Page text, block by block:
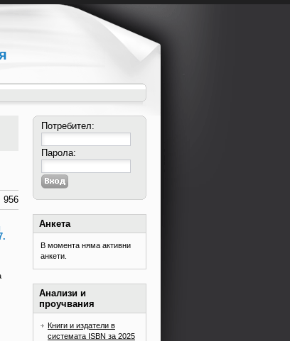
956
Потребител:
Парола:
Анкета
В момента няма активни
анкети.
Анализи и
проучвания
Книги и издатели в
системата ISBN за 2025